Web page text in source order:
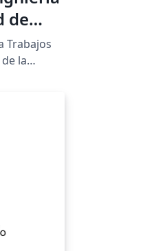
de
Trabajos
la
de la
of the